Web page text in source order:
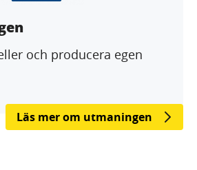
och producera egen
Läs mer om utmaningen